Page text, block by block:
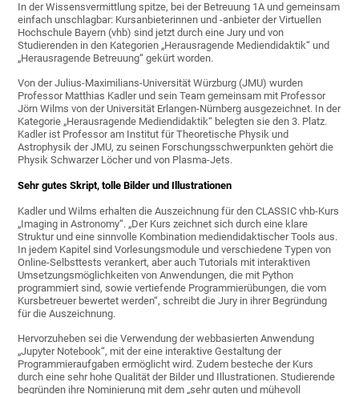
In der Wissensvermittlung spitze, bei der Betreuung 1A und gemeinsam
einfach unschlagbar: Kursanbieterinnen und -anbieter der Virtuellen
Hochschule Bayern (vhb) sind jetzt durch eine Jury und von
Studierenden in den Kategorien „Herausragende Mediendidaktik“ und
„Herausragende Betreuung“ gekürt worden.
Von der Julius-Maximilians-Universität Würzburg (JMU) wurden
Professor Matthias Kadler und sein Team gemeinsam mit Professor
Jörn Wilms von der Universität Erlangen-Nürnberg ausgezeichnet. In der
Kategorie „Herausragende Mediendidaktik“ belegten sie den 3. Platz.
Kadler ist Professor am Institut für Theoretische Physik und
Astrophysik der JMU, zu seinen Forschungsschwerpunkten gehört die
Physik Schwarzer Löcher und von Plasma-Jets.
Sehr gutes Skript, tolle Bilder und Illustrationen
Kadler und Wilms erhalten die Auszeichnung für den CLASSIC vhb-Kurs
„Imaging in Astronomy“. „Der Kurs zeichnet sich durch eine klare
Struktur und eine sinnvolle Kombination mediendidaktischer Tools aus.
In jedem Kapitel sind Vorlesungsmodule und verschiedene Typen von
Online-Selbsttests verankert, aber auch Tutorials mit interaktiven
Umsetzungsmöglichkeiten von Anwendungen, die mit Python
programmiert sind, sowie vertiefende Programmierübungen, die vom
Kursbetreuer bewertet werden“, schreibt die Jury in ihrer Begründung
für die Auszeichnung.
Hervorzuheben sei die Verwendung der webbasierten Anwendung
„Jupyter Notebook“, mit der eine interaktive Gestaltung der
Programmieraufgaben ermöglicht wird. Zudem besteche der Kurs
durch eine sehr hohe Qualität der Bilder und Illustrationen. Studierende
begründen ihre Nominierung mit dem „sehr guten und mühevoll